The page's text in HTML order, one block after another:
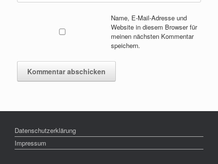
Name, E-Mail-Adresse und
Website in diesem Browser für
meinen nächsten Kommentar
speichern.
Datenschutzerklärung
Impressum